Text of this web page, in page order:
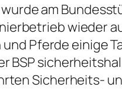
am
wieder
Pferde einige
BSP
Sicherheits-